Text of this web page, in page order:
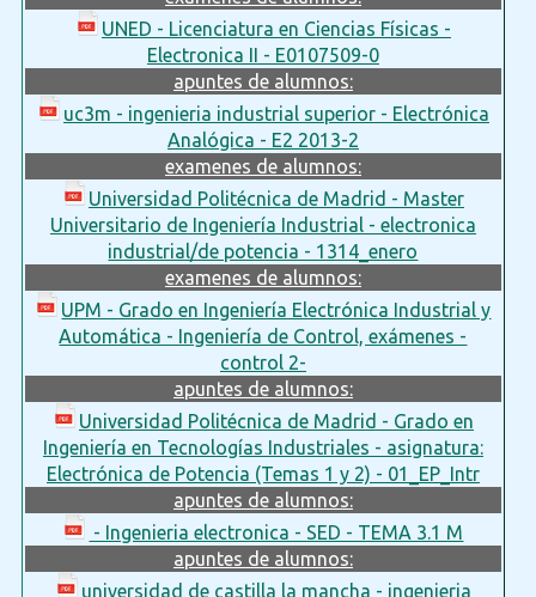
UNED - Licenciatura en Ciencias Físicas -
Electronica II - E0107509-0
apuntes de alumnos:
uc3m - ingenieria industrial superior - Electrónica
Analógica - E2 2013-2
examenes de alumnos:
Universidad Politécnica de Madrid - Master
Universitario de Ingeniería Industrial - electronica
industrial/de potencia - 1314_enero
examenes de alumnos:
UPM - Grado en Ingeniería Electrónica Industrial y
Automática - Ingeniería de Control, exámenes -
control 2-
apuntes de alumnos:
Universidad Politécnica de Madrid - Grado en
Ingeniería en Tecnologías Industriales - asignatura:
Electrónica de Potencia (Temas 1 y 2) - 01_EP_Intr
apuntes de alumnos:
- Ingenieria electronica - SED - TEMA 3.1 M
apuntes de alumnos:
universidad de castilla la mancha - ingenieria